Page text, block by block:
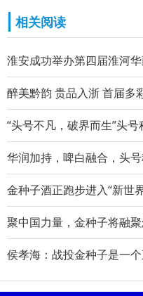
相关阅读
淮安成功举办第四届淮河
醉美黔韵 贵品入浙 首届多
“头号不凡，破界而生”头
华润加持，啤白融合，头
金种子酒正跑步进入“新世界
聚中国力量，金种子将融
侯孝海：战投金种子是一个